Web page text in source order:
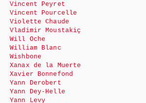
Vincent Peyret
Vincent Pourcelle
Violette Chaude
Vladimir Moustakiç
Will Oche
William Blanc
Wishbone
Xanax de la Muerte
Xavier Bonnefond
Yann Derobert
Yann Dey-Helle
Yann Levy